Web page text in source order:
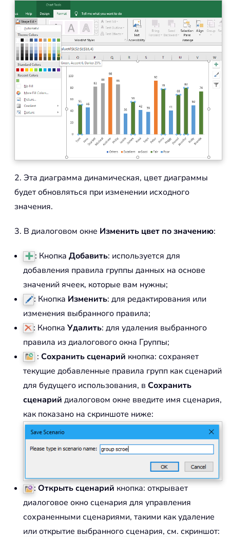
2. Эта диаграмма динамическая, цвет диаграммы
будет обновляться при изменении исходного
значения.
3. В диалоговом окне Изменить цвет по значению:
: Кнопка Добавить: используется для
добавления правила группы данных на основе
значений ячеек, которые вам нужны;
: Кнопка Изменить: для редактирования или
изменения выбранного правила;
: Кнопка Удалить: для удаления выбранного
правила из диалогового окна Группы;
: Сохранить сценарий кнопка: сохраняет
текущие добавленные правила групп как сценарий
для будущего использования, в Сохранить
сценарий диалоговом окне введите имя сценария,
как показано на скриншоте ниже:
: Открыть сценарий кнопка: открывает
диалоговое окно сценария для управления
сохраненными сценариями, такими как удаление
или открытие выбранного сценария, см. скриншот: